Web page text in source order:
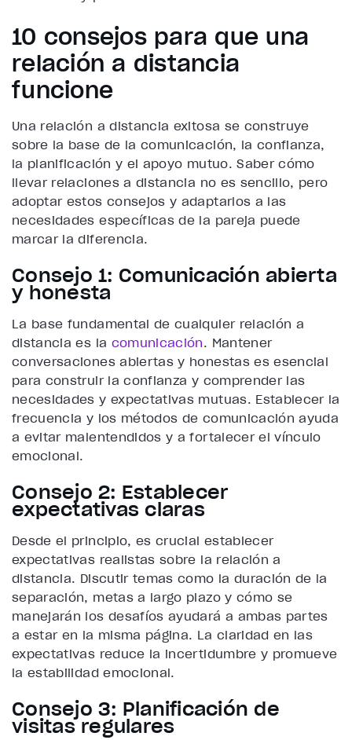
10 consejos para que una
relación a distancia
funcione
Una relación a distancia exitosa se construye
sobre la base de la comunicación, la confianza,
la planificación y el apoyo mutuo. Saber cómo
llevar relaciones a distancia no es sencillo, pero
adoptar estos consejos y adaptarlos a las
necesidades específicas de la pareja puede
marcar la diferencia.
Consejo 1: Comunicación abierta
y honesta
La base fundamental de cualquier relación a
distancia es la comunicación. Mantener
conversaciones abiertas y honestas es esencial
para construir la confianza y comprender las
necesidades y expectativas mutuas. Establecer la
frecuencia y los métodos de comunicación ayuda
a evitar malentendidos y a fortalecer el vínculo
emocional.
Consejo 2: Establecer
expectativas claras
Desde el principio, es crucial establecer
expectativas realistas sobre la relación a
distancia. Discutir temas como la duración de la
separación, metas a largo plazo y cómo se
manejarán los desafíos ayudará a ambas partes
a estar en la misma página. La claridad en las
expectativas reduce la incertidumbre y promueve
la estabilidad emocional.
Consejo 3: Planificación de
visitas regulares